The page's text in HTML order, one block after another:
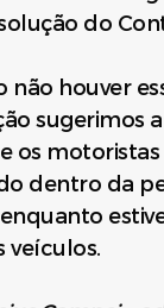
do
não houver
sugerimos
os
dentro da
veículos.